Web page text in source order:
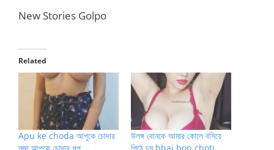
New Stories Golpo
Related
Apu ke choda আপুকে চোদার
উলঙ্গ বোনকে আমার কোলে বসিয়ে